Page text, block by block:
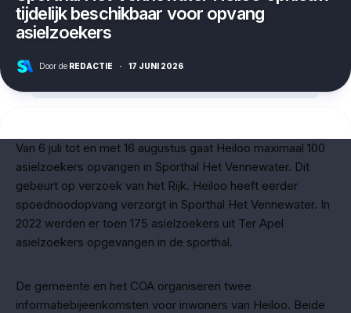
tijdelijk beschikbaar voor opvang
asielzoekers
Door de REDACTIE · 17 JUNI 2026
Van 6 juli tot en met 16 augustus gaat Heiloo maximaal 100
asielzoekers opvangen in Sporthal Het Vennewater. Dit
gebeurt op verzoek van het Rijk. Heiloo heeft eerder
spoednoodopvang verzorgt in Sporthal Het Vennewater. In
2022 werden er toen 175 asielzoekers uit Ter Apel
asielzoekers opgevangen in de sporthal.
De gemeente en het COA organiseren twee
informatiebijeenkomsten voor inwoners van Heiloo. Beide